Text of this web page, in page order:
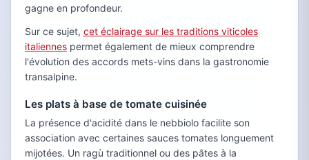
gagne en profondeur.
Sur ce sujet, cet éclairage sur les traditions viticoles
italiennes permet également de mieux comprendre
l'évolution des accords mets-vins dans la gastronomie
transalpine.
Les plats à base de tomate cuisinée
La présence d'acidité dans le nebbiolo facilite son
association avec certaines sauces tomates longuement
mijotées. Un ragù traditionnel ou des pâtes à la